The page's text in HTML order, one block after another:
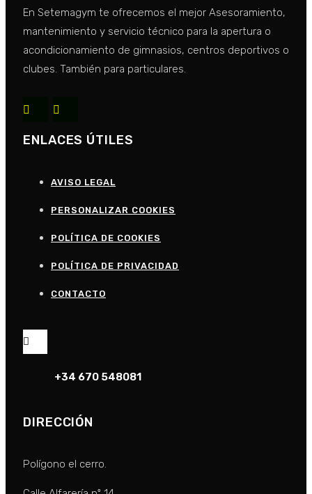
En Setemagym te ofrecemos el mejor Asesoramiento,
mantenimiento y servicio técnico para la apertura o
acondicionamiento de gimnasios, centros deportivos o
clubes. También para particulares.
ENLACES ÚTILES
AVISO LEGAL
PERSONALIZAR COOKIES
POLÍTICA DE COOKIES
POLÍTICA DE PRIVACIDAD
CONTACTO
+34 670 548081
DIRECCIÓN
Polígono el cerro.